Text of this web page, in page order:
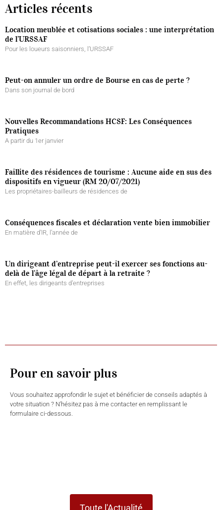
Articles récents
Location meublée et cotisations sociales : une interprétation
de l’URSSAF
Pour les loueurs saisonniers, l’URSSAF
Peut-on annuler un ordre de Bourse en cas de perte ?
Dans son journal de bord
Nouvelles Recommandations HCSF: Les Conséquences
Pratiques
A partir du 1er janvier
Faillite des résidences de tourisme : Aucune aide en sus des
dispositifs en vigueur (RM 20/07/2021)
Les propriétaires-bailleurs de résidences de
Conséquences fiscales et déclaration vente bien immobilier
En matière d’IR, l’année de
Un dirigeant d’entreprise peut-il exercer ses fonctions au-
delà de l’âge légal de départ à la retraite ?
En effet, les dirigeants d’entreprises
Pour en savoir plus
Vous souhaitez approfondir le sujet et bénéficier de conseils adaptés à
votre situation ? N’hésitez pas à me contacter en remplissant le
formulaire ci-dessous.
Toute l'Actualité